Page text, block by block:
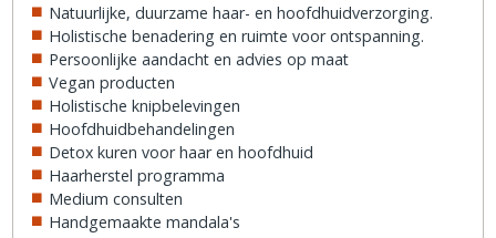
Natuurlijke, duurzame haar- en hoofdhuidverzorging.
Holistische benadering en ruimte voor ontspanning.
Persoonlijke aandacht en advies op maat
Vegan producten
Holistische knipbelevingen
Hoofdhuidbehandelingen
Detox kuren voor haar en hoofdhuid
Haarherstel programma
Medium consulten
Handgemaakte mandala's